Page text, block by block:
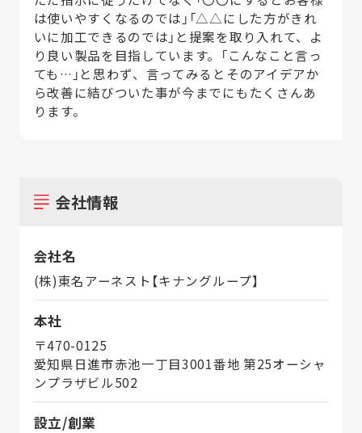
は使いやすくなるのでは」「△△にした方がきれ
いに加工できるのでは」と提案を取り入れて、よ
り良い製品を目指しています。「こんなこと言っ
ても…」と思わず、言ってみるとそのアイデアか
ら改善に結びついた事が今までにもたくさんあ
ります。
会社情報
会社名
(株)東名アーネスト【キナングループ】
本社
〒470-0125
愛知県日進市赤池一丁目3001番地 第25オーシャ
ンプラザビル502
設立/創業